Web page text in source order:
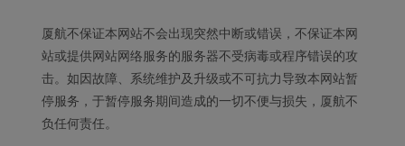
厦航不保证本网站不会出现突然中断或错误，不保证本网
站或提供网站网络服务的服务器不受病毒或程序错误的攻
击。如因故障、系统维护及升级或不可抗力导致本网站暂
停服务，于暂停服务期间造成的一切不便与损失，厦航不
负任何责任。
息。 通过放置这些
Cookie，厦门航空和第三
方可以跟踪您的互联网行
为以使我们的内容和广告